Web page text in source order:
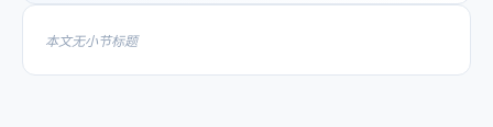
本文无小节标题